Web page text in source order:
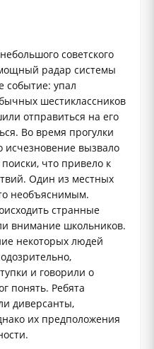
советского
мощный радар системы
событие: упал
шестиклассников
отправиться на его
Во время прогулки
исчезновение вызвало
что привело к
Один из местных
необъяснимым.
странные
внимание школьников.
некоторых людей
и говорили о
понять. Ребята
диверсанты,
их предположения